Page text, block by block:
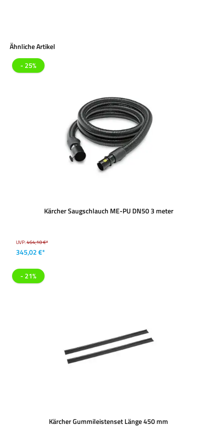
Produktgalerie überspringen
Ähnliche Artikel
- 25%
Kärcher Saugschlauch ME-PU DN50 3 meter
UVP:464,10 €*
345,02 €*
- 21%
Kärcher Gummileistenset Länge 450 mm